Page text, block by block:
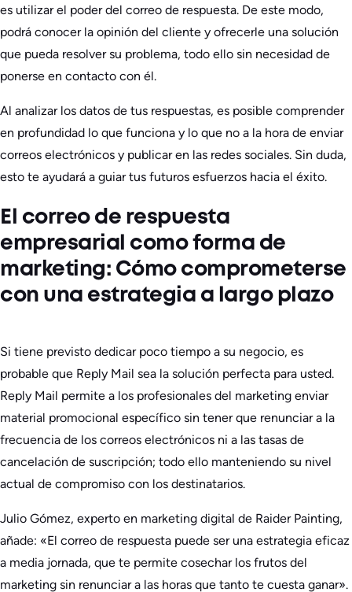
es utilizar el poder del correo de respuesta. De este modo,
podrá conocer la opinión del cliente y ofrecerle una solución
que pueda resolver su problema, todo ello sin necesidad de
ponerse en contacto con él.
Al analizar los datos de tus respuestas, es posible comprender
en profundidad lo que funciona y lo que no a la hora de enviar
correos electrónicos y publicar en las redes sociales. Sin duda,
esto te ayudará a guiar tus futuros esfuerzos hacia el éxito.
El correo de respuesta
empresarial como forma de
marketing: Cómo comprometerse
con una estrategia a largo plazo
Si tiene previsto dedicar poco tiempo a su negocio, es
probable que Reply Mail sea la solución perfecta para usted.
Reply Mail permite a los profesionales del marketing enviar
material promocional específico sin tener que renunciar a la
frecuencia de los correos electrónicos ni a las tasas de
cancelación de suscripción; todo ello manteniendo su nivel
actual de compromiso con los destinatarios.
Julio Gómez, experto en marketing digital de Raider Painting,
añade: «El correo de respuesta puede ser una estrategia eficaz
a media jornada, que te permite cosechar los frutos del
marketing sin renunciar a las horas que tanto te cuesta ganar».